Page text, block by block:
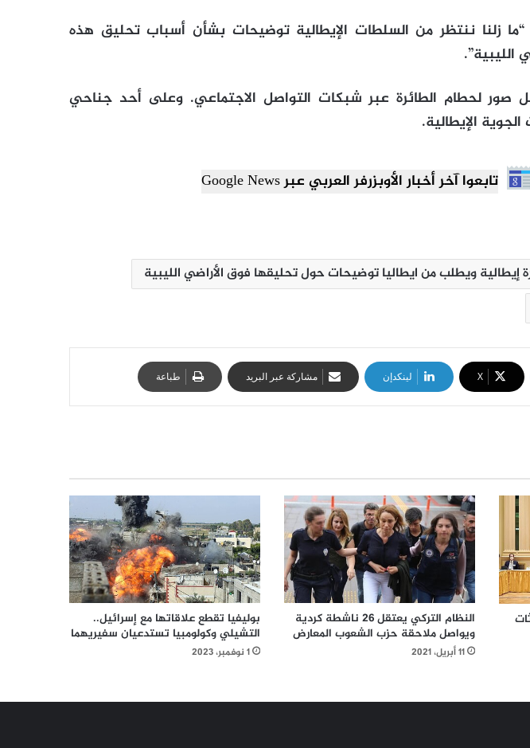
زلنا ننتظر من السلطات الإيطالية توضيحات بشأن أسباب تحليق هذه
الليبية”.
لحطام الطائرة عبر شبكات التواصل الاجتماعي. وعلى أحد جناحي
الإيطالية.
تابعوا آخر أخبار الأوبزرفر العربي عبر Google News
ويطلب من ايطاليا توضيحات حول تحليقها فوق الأراضي الليبية
‫X لينكدإن مشاركة عبر البريد طباعة
النظام التركي يعتقل 26 ناشطة كردية
ويواصل ملاحقة حزب الشعوب المعارض
11 أبريل، 2021
بوليفيا تقطع علاقاتها مع إسرائيل..
التشيلي وكولومبيا تستدعيان سفيريهما
1 نوفمبر، 2023